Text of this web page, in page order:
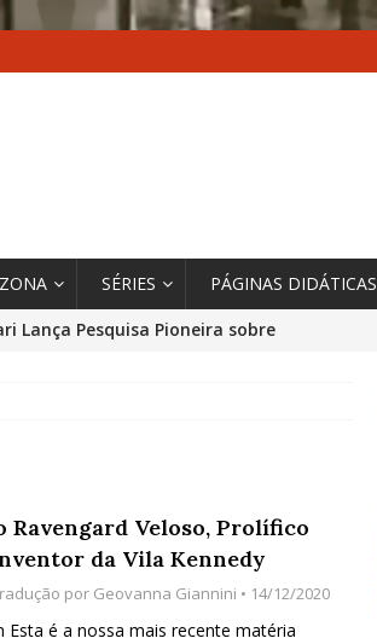
SÉRIES PÁGINAS DIDÁTICAS
Lança Pesquisa Pioneira sobre
Climática, ‘As Cidades
a Mudança de que
Principal de Relatório
*DESTAQUE
uma Praça em Ramos [OPINIÃO]
Ravengard Veloso, Prolífico
da Vila Kennedy
por Geovanna Giannini • 14/12/2020
Esta é a nossa mais recente matéria